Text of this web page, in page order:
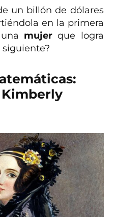
un billón de dólares
en la primera
mujerque logra
siguiente?
Kimberly